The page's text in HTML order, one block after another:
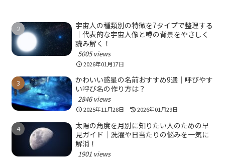
宇宙人の種類別の特徴を7タイプで整理する
｜代表的な宇宙人像と噂の背景をやさしく
読み解く！
5005 views
2026年01月17日
かわいい惑星の名前おすすめ9選｜呼びやす
い呼び名の作り方は？
2846 views
2025年11月28日 2026年01月29日
太陽の角度を月別に知りたい人のための早
見ガイド｜洗濯や日当たりの悩みを一気に
解消！
1901 views